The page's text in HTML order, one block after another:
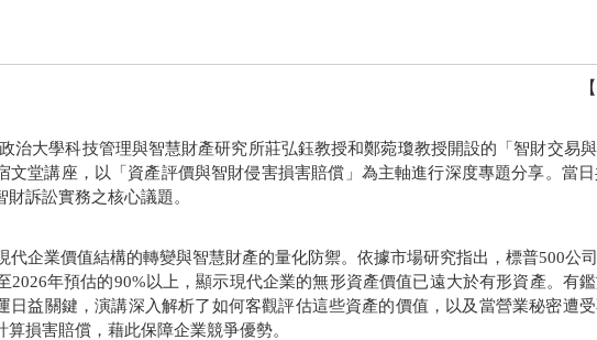
治大學科技管理與智慧財產研究所莊弘鈺教授和鄭菀瓊教授開設的「智財交易
文堂講座，以「資產評價與智財侵害損害賠償」為主軸進行深度專題分享。當日
訴訟實務之核心議題。
代企業價值結構的轉變與智慧財產的量化防禦。依據市場研究指出，標普500公
2026年預估的90%以上，顯示現代企業的無形資產價值已遠大於有形資產。有
日益關鍵，演講深入解析了如何客觀評估這些資產的價值，以及當營業秘密遭
損害賠償，藉此保障企業競爭優勢。